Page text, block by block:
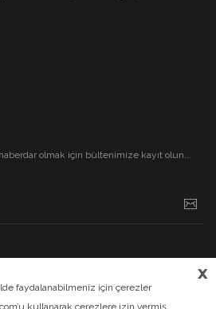
olmak için bültenimize kayıt olun...
x
faydalanabilmeniz için çerezler